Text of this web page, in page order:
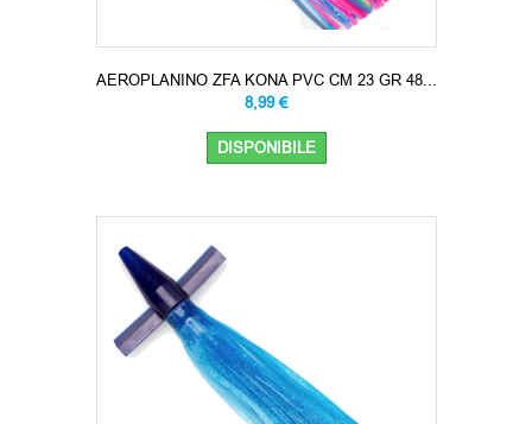
AEROPLANINO ZFA KONA PVC CM 23 GR 48...
8,99 €
DISPONIBILE